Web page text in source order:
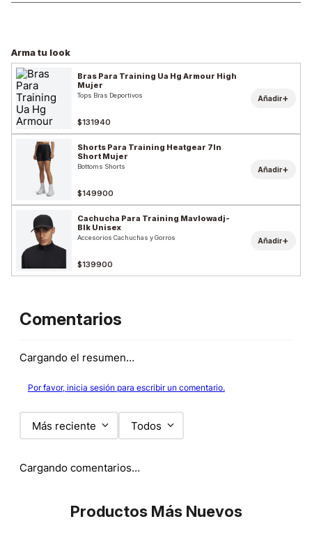
Arma tu look
Bras Para Training Ua Hg Armour High
Mujer
Tops Bras Deportivos
$131940
Añadir+
Shorts Para Training Heatgear 7In
Short Mujer
Bottoms Shorts
$149900
Añadir+
Cachucha Para Training Mavlowadj-
Blk Unisex
Accesorios Cachuchas y Gorros
$139900
Añadir+
Comentarios
Cargando el resumen…
Por favor, inicia sesión para escribir un comentario.
Más reciente Todos
Cargando comentarios…
Productos Más Nuevos